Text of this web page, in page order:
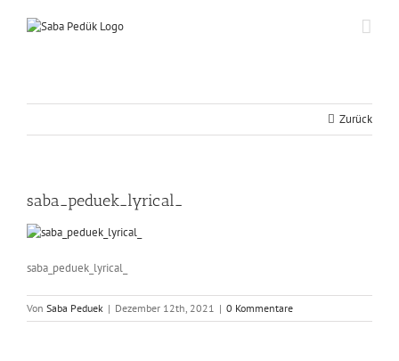
Zurück
saba_peduek_lyrical_
saba_peduek_lyrical_
Von Saba Peduek | Dezember 12th, 2021 | 0 Kommentare